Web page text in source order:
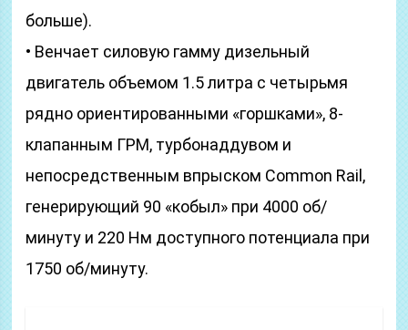
больше).
• Венчает силовую гамму дизельный
двигатель объемом 1.5 литра с четырьмя
рядно ориентированными «горшками», 8-
клапанным ГРМ, турбонаддувом и
непосредственным впрыском Common Rail,
генерирующий 90 «кобыл» при 4000 об/
минуту и 220 Нм доступного потенциала при
1750 об/минуту.